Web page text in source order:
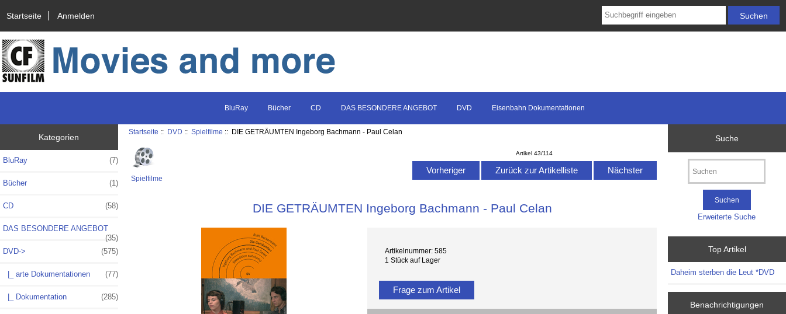
Startseite Anmelden
BluRay Bücher CD DAS BESONDERE ANGEBOT DVD Eisenbahn Dokumentationen
Kategorien
BluRay (7)
Bücher (1)
CD (58)
DAS BESONDERE ANGEBOT
(35)
DVD-> (575)
|_ arte Dokumentationen (77)
|_ Dokumentation (285)
Startseite :: DVD ::Spielfilme :: DIE GETRÄUMTEN Ingeborg Bachmann - Paul Celan
Spielfilme
Artikel 43/114
Vorheriger Zurück zur Artikelliste Nächster
DIE GETRÄUMTEN Ingeborg Bachmann - Paul Celan
Artikelnummer: 585
1 Stück auf Lager
Frage zum Artikel
Suche
Erweiterte Suche
Top Artikel
Daheim sterben die Leut *DVD
Benachrichtigungen